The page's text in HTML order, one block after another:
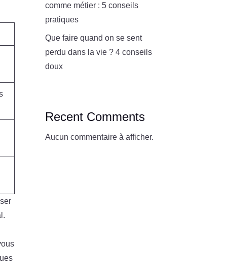
comme métier : 5 conseils
pratiques
Que faire quand on se sent
perdu dans la vie ? 4 conseils
doux
Recent Comments
Aucun commentaire à afficher.